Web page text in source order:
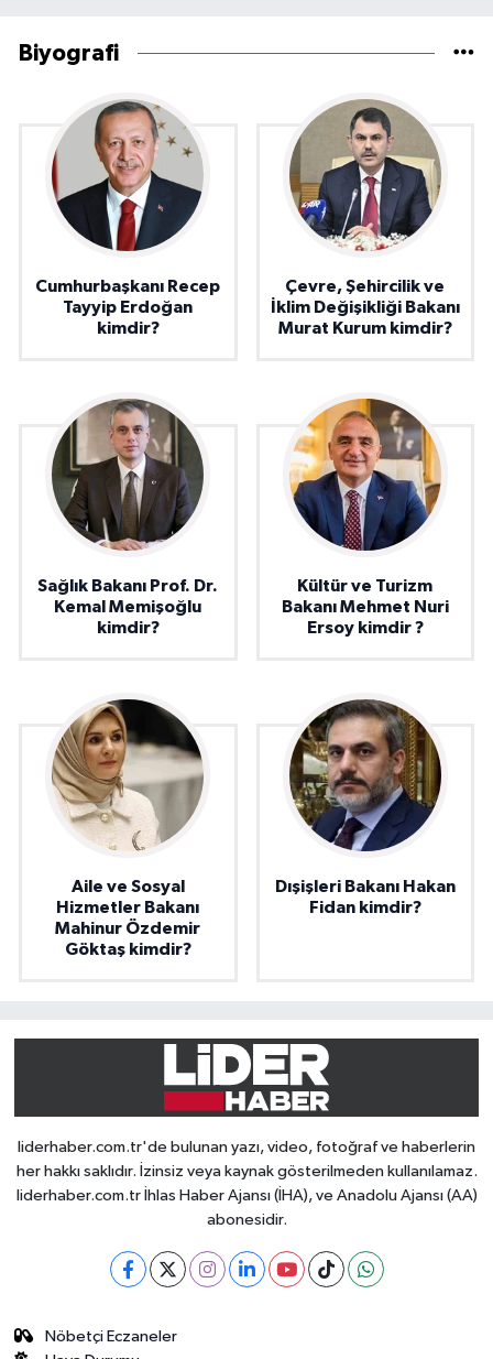
Biyografi
Cumhurbaşkanı Recep
Tayyip Erdoğan
kimdir?
Çevre, Şehircilik ve
İklim Değişikliği Bakanı
Murat Kurum kimdir?
Sağlık Bakanı Prof. Dr.
Kemal Memişoğlu
kimdir?
Kültür ve Turizm
Bakanı Mehmet Nuri
Ersoy kimdir ?
Aile ve Sosyal
Hizmetler Bakanı
Mahinur Özdemir
Göktaş kimdir?
Dışişleri Bakanı Hakan
Fidan kimdir?
liderhaber.com.tr'de bulunan yazı, video, fotoğraf ve haberlerin
her hakkı saklıdır. İzinsiz veya kaynak gösterilmeden kullanılamaz.
liderhaber.com.tr İhlas Haber Ajansı (İHA), ve Anadolu Ajansı (AA)
abonesidir.
Nöbetçi Eczaneler